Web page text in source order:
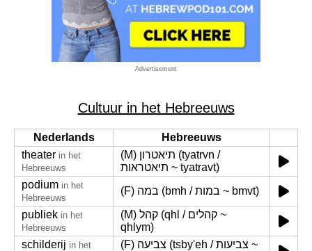
Advertisement
Cultuur in het Hebreeuws
Nederlands
Hebreeuws
theater in het
Hebreeuws
(M) תיאטרון (tyatrvn /
תיאטראות ~ tyatravt)
podium in het
Hebreeuws
(F) במה (bmh / במות ~ bmvt)
publiek in het
Hebreeuws
(M) קהל (qhl / קהלים ~
qhlym)
schilderij in het
(F) צביעה (tsby'eh / צביעות ~